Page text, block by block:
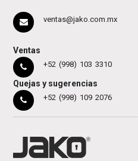
ventas@jako.com.mx
Ventas
+52 (998) 103 3310
Quejas y sugerencias
+52 (998) 109 2076